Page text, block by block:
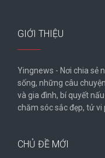
GIỚI THIỆU
Yingnews - Nơi chia sẻ
sống, những câu
và gia đình, bí quyết
chăm sóc sắc đẹp, tử vi
CHỦ ĐỀ MỚI